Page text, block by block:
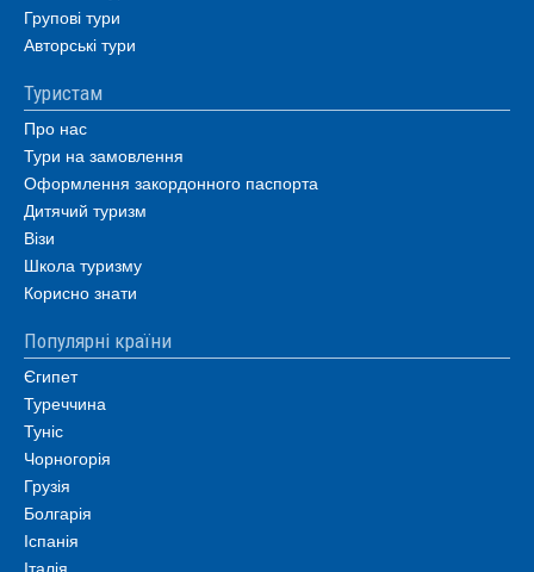
Групові тури
Авторські тури
Туристам
Про нас
Тури на замовлення
Оформлення закордонного паспорта
Дитячий туризм
Візи
Школа туризму
Корисно знати
Популярні країни
Єгипет
Туреччина
Туніс
Чорногорія
Грузія
Болгарія
Іспанія
Італія